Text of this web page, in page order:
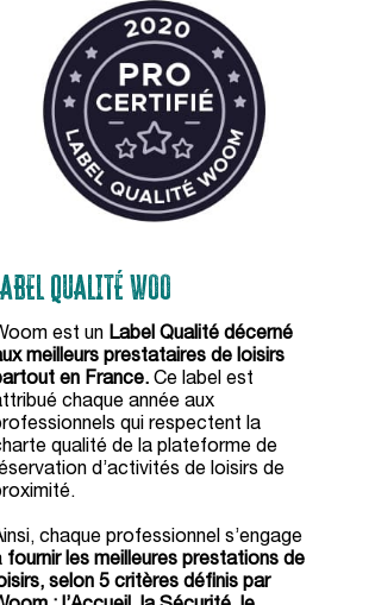
QUALITÉ WOO
est un Label Qualité décerné
meilleurs prestataires de loisirs
en France. Ce label est
chaque année aux
qui respectent la
qualité de la plateforme de
d’activités de loisirs de
chaque professionnel s’engage
fournir les meilleures prestations de
selon 5 critères définis par
respectons votre vie
privée
d'être sûrs que le contenu de ce site vous intéresse
déranger, mais on aimerait bien vous accompagner
confidentialité